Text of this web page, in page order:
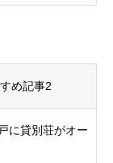
め記事2
に貸別荘がオー